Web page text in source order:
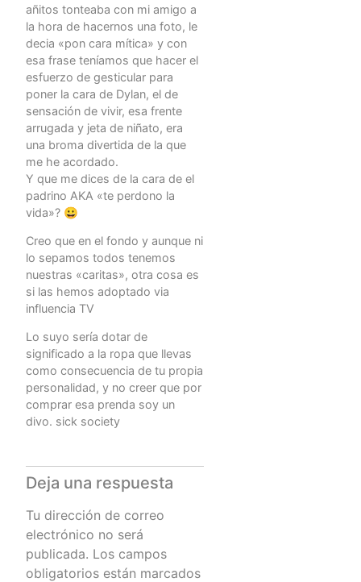
añitos tonteaba con mi amigo a
la hora de hacernos una foto, le
decia «pon cara mítica» y con
esa frase teníamos que hacer el
esfuerzo de gesticular para
poner la cara de Dylan, el de
sensación de vivir, esa frente
arrugada y jeta de niñato, era
una broma divertida de la que
me he acordado.
Y que me dices de la cara de el
padrino AKA «te perdono la
vida»? 😀
Creo que en el fondo y aunque ni
lo sepamos todos tenemos
nuestras «caritas», otra cosa es
si las hemos adoptado via
influencia TV
Lo suyo sería dotar de
significado a la ropa que llevas
como consecuencia de tu propia
personalidad, y no creer que por
comprar esa prenda soy un
divo. sick society
Deja una respuesta
Tu dirección de correo
electrónico no será
publicada. Los campos
obligatorios están marcados